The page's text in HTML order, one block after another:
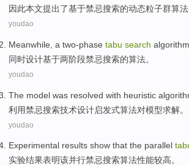
因此本文提出了基于禁忌搜索的动态粒子群算法
youdao
Meanwhile , a two-phase tabu search algorithm
同时设计基于两阶段禁忌搜索的算法。
youdao
The model was resolved with heuristic
利用禁忌搜索技术设计启发式算法对模型求解。
youdao
Experimental results show that the parallel
实验结果表明该并行禁忌搜索算法性能较高。